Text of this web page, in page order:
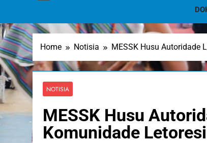
Home Notisia MESSK Husu Autoridade
NOTISIA
MESSK Husu
Komunidade